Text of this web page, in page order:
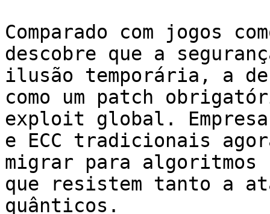
Comparado com jogos
descobre que a
ilusão temporária, a
como um patch
exploit global.
e ECC tradicionais
migrar para algoritmos
que resistem tanto a
quânticos.